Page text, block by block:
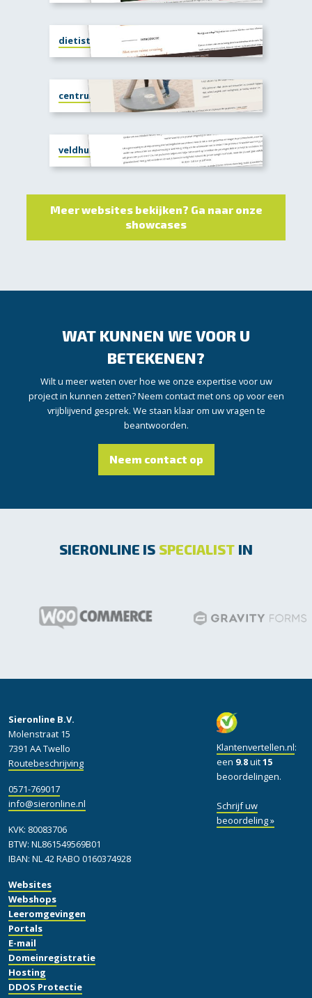
dietistenpraktijk-gracefullfood.nl
centrumvoorjezelf.nl
veldhuistrainingencoaching.nl
Meer websites bekijken? Ga naar onze
showcases
WAT KUNNEN WE VOOR U
BETEKENEN?
Wilt u meer weten over hoe we onze expertise voor uw
project in kunnen zetten? Neem contact met ons op voor een
vrijblijvend gesprek. We staan klaar om uw vragen te
beantwoorden.
Neem contact op
SIERONLINE IS SPECIALIST IN
Websites
Webshops
Leeromgevingen
Portals
E-mail
Domeinregistratie
Hosting
DDOS Protectie
Klantenvertellen.nl:
een 9.8uit15
beoordelingen.
Schrijf uw
beoordeling »
Sieronline B.V.
Molenstraat 15
7391 AA Twello
Routebeschrijving
0571-769017
info@sieronline.nl
KVK: 80083706
BTW: NL861549569B01
IBAN: NL 42 RABO 0160374928